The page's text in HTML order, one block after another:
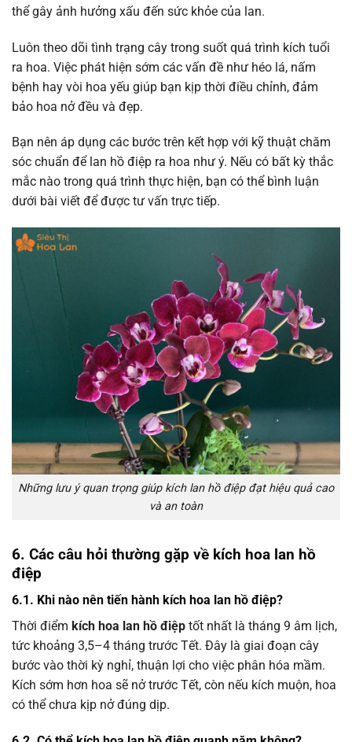
thể gây ảnh hưởng xấu đến sức khỏe của lan.
Luôn theo dõi tình trạng cây trong suốt quá trình kích tuổi
ra hoa. Việc phát hiện sớm các vấn đề như héo lá, nấm
bệnh hay vòi hoa yếu giúp bạn kịp thời điều chỉnh, đảm
bảo hoa nở đều và đẹp.
Bạn nên áp dụng các bước trên kết hợp với kỹ thuật chăm
sóc chuẩn để lan hồ điệp ra hoa như ý. Nếu có bất kỳ thắc
mắc nào trong quá trình thực hiện, bạn có thể bình luận
dưới bài viết để được tư vấn trực tiếp.
Những lưu ý quan trọng giúp kích lan hồ điệp đạt hiệu quả cao
và an toàn
6. Các câu hỏi thường gặp về kích hoa lan hồ
điệp
6.1. Khi nào nên tiến hành kích hoa lan hồ điệp?
Thời điểm kích hoa lan hồ điệp tốt nhất là tháng 9 âm lịch,
tức khoảng 3,5–4 tháng trước Tết. Đây là giai đoạn cây
bước vào thời kỳ nghỉ, thuận lợi cho việc phân hóa mầm.
Kích sớm hơn hoa sẽ nở trước Tết, còn nếu kích muộn, hoa
có thể chưa kịp nở đúng dịp.